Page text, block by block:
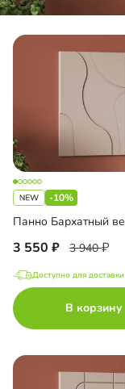
-10%
Панно Бархатный
3 550 3 940
Доступно для доставки
В корзину